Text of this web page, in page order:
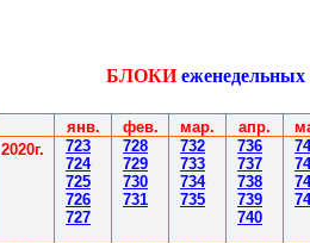
БЛОКИ
янв. фев. мар. апр.
2020г.
723
724
725
726
727
728
729
730
731
732
733
734
735
736
737
738
739
740
7
7
7
7